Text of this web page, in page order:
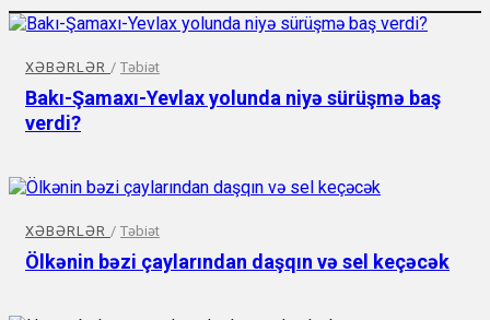
XƏBƏRLƏR / Təbiət
Bakı-Şamaxı-Yevlax yolunda niyə sürüşmə baş
verdi?
XƏBƏRLƏR / Təbiət
Ölkənin bəzi çaylarından daşqın və sel keçəcək